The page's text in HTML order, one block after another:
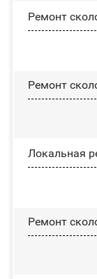
Ремонт
Ремонт
Локальная
Ремонт